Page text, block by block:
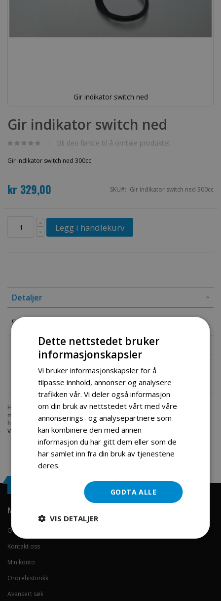
Gir indikator switch ned
til
begynnelsen
bildegalleri
Gir indikator switch ned
Bli den første til å omtale produktet
Gir indikator switch ned 300cc
kr 329,00 SKU Gir indikator switch ned 300cc
Legg i handlekurv
Detaljer
Gir indikator switch ned 300cc
Mer informasjon
Fil vedlegg
Hos engrosservice.no får du kjøptgir indikator switch ned
markedets beste priser. Bestill enatv-deleri dag fra Engros Service. Vi
har et stort utvalg av produkter innen: Hjem, sport og fritids segmentet.
Velkommen skal du være.
Min konto
Om oss
Kontakt oss
Min konto
Ordrehistorikk
Avansert søk
Dette nettstedet bruker
informasjonskapsler
Vi bruker informasjonskapsler for å
tilpasse innhold, annonser og analysere
trafikken vår. Vi deler også informasjon
om din bruk av nettstedet vårt med våre
annonserings- og analysepartnere som
kan kombinere den med annen
informasjon du har gitt dem eller som de
har samlet inn fra din bruk av tjenestene
deres.
GODTA ALLE
VIS DETALJER